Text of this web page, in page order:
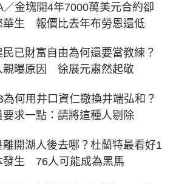
／金塊開4年7000萬美元合約卻
華生 報價比去年布勞恩還低
民已財富自由為何還要當教練？
親曝原因 徐展元肅然起敬
為何用井口資仁撤換井端弘和？
要求一點：請將這種人剔除
離開湖人後去哪？杜蘭特最看好1
發生 76人可能成為黑馬